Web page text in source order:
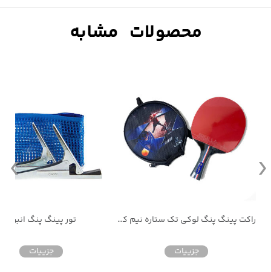
راکت پینگ پنگ لوکی تک ستاره نیم کیف
جزییات
تور پینگ پنگ انبری
جزییات